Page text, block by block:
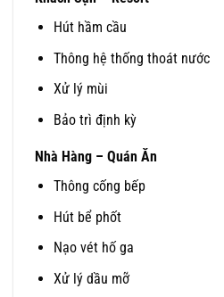
Hút hầm cầu
Thông hệ thống thoát nước
Xử lý mùi
Bảo trì định kỳ
Nhà Hàng – Quán Ăn
Thông cống bếp
Hút bể phốt
Nạo vét hố ga
Xử lý dầu mỡ